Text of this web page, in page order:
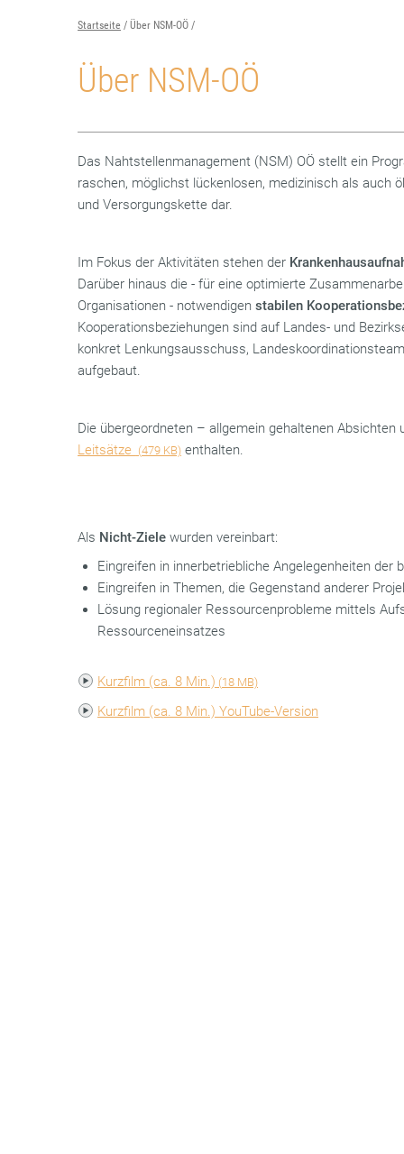
Startseite Über NSM-OÖ
Über NSM-OÖ
Das Nahtstellenmanagement (NSM) OÖ stellt ein
raschen, möglichst lückenlosen, medizinisch als auch
und Versorgungskette dar.
Im Fokus der Aktivitäten stehen der
Darüber hinaus die - für eine optimierte
Organisationen - notwendigenstabilen
Kooperationsbeziehungen sind auf Landes- und
konkret Lenkungsausschuss,
aufgebaut.
Die übergeordneten – allgemein gehaltenen
Leitsätze (479 KB) enthalten.
Als Nicht-Ziele wurden vereinbart:
Eingreifen in innerbetriebliche Angelegenheiten der
Eingreifen in Themen, die Gegenstand anderer
Lösung regionaler Ressourcenprobleme mittels
Ressourceneinsatzes
Kurzfilm (ca. 8 Min.) (18 MB)
Kurzfilm (ca. 8 Min.) YouTube-Version